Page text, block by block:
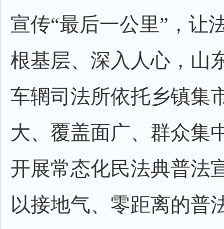
宣传“最后一公里”，让
根基层、深入人心，山
车辋司法所依托乡镇集
大、覆盖面广、群众集
开展常态化民法典普法
以接地气、零距离的普